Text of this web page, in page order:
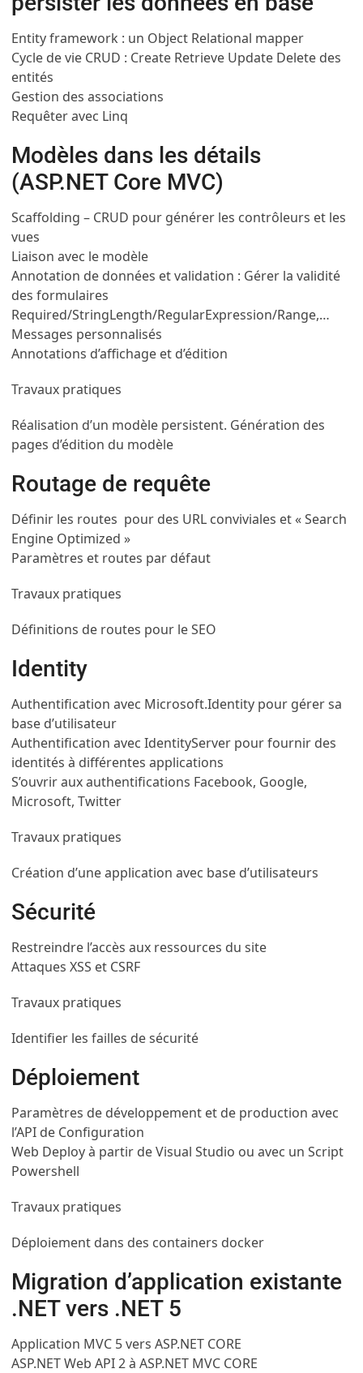
Entity framework : un Object Relational mapper
Cycle de vie CRUD : Create Retrieve Update Delete des
entités
Gestion des associations
Requêter avec Linq
Modèles dans les détails
(ASP.NET Core MVC)
Scaffolding – CRUD pour générer les contrôleurs et les
vues
Liaison avec le modèle
Annotation de données et validation : Gérer la validité
des formulaires
Required/StringLength/RegularExpression/Range,…
Messages personnalisés
Annotations d’affichage et d’édition
Travaux pratiques
Réalisation d’un modèle persistent. Génération des
pages d’édition du modèle
Routage de requête
Définir les routes pour des URL conviviales et « Search
Engine Optimized »
Paramètres et routes par défaut
Travaux pratiques
Définitions de routes pour le SEO
Identity
Authentification avec Microsoft.Identity pour gérer sa
base d’utilisateur
Authentification avec IdentityServer pour fournir des
identités à différentes applications
S’ouvrir aux authentifications Facebook, Google,
Microsoft, Twitter
Travaux pratiques
Création d’une application avec base d’utilisateurs
Sécurité
Restreindre l’accès aux ressources du site
Attaques XSS et CSRF
Travaux pratiques
Identifier les failles de sécurité
Déploiement
Paramètres de développement et de production avec
l’API de Configuration
Web Deploy à partir de Visual Studio ou avec un Script
Powershell
Travaux pratiques
Déploiement dans des containers docker
Migration d’application existante
.NET vers .NET 5
Application MVC 5 vers ASP.NET CORE
ASP.NET Web API 2 à ASP.NET MVC CORE